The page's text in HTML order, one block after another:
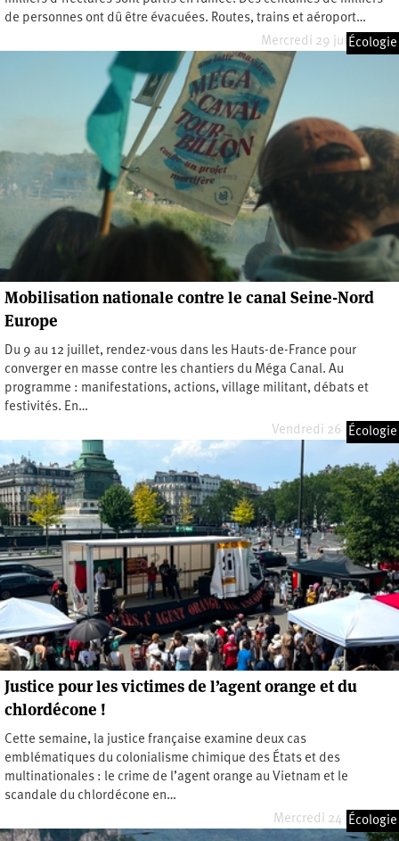
de personnes ont dû être évacuées. Routes, trains et aéroport…
Mercredi 29 juillet 2026
Écologie
Mobilisation nationale contre le canal Seine-Nord
Europe
Du 9 au 12 juillet, rendez-vous dans les Hauts-de-France pour
converger en masse contre les chantiers du Méga Canal. Au
programme : manifestations, actions, village militant, débats et
festivités. En…
Vendredi 26 juin 2026
Écologie
Justice pour les victimes de l’agent orange et du
chlordécone !
Cette semaine, la justice française examine deux cas
emblématiques du colonialisme chimique des États et des
multinationales : le crime de l’agent orange au Vietnam et le
scandale du chlordécone en…
Mercredi 24 juin 2026
Écologie